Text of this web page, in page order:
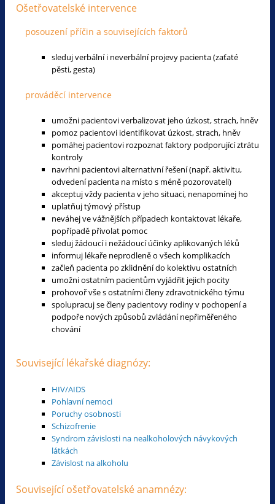
Ošetřovatelské intervence
posouzení příčin a souvisejících faktorů
sleduj verbální i neverbální projevy pacienta (zaťaté
pěsti, gesta)
prováděcí intervence
umožni pacientovi verbalizovat jeho úzkost, strach, hněv
pomoz pacientovi identifikovat úzkost, strach, hněv
pomáhej pacientovi rozpoznat faktory podporující ztrátu
kontroly
navrhni pacientovi alternativní řešení (např. aktivitu,
odvedení pacienta na místo s méně pozorovateli)
akceptuj vždy pacienta v jeho situaci, nenapomínej ho
uplatňuj týmový přístup
neváhej ve vážnějších případech kontaktovat lékaře,
popřípadě přivolat pomoc
sleduj žádoucí i nežádoucí účinky aplikovaných léků
informuj lékaře neprodleně o všech komplikacích
začleň pacienta po zklidnění do kolektivu ostatních
umožni ostatním pacientům vyjádřit jejich pocity
prohovoř vše s ostatními členy zdravotnického týmu
spolupracuj se členy pacientovy rodiny v pochopení a
podpoře nových způsobů zvládání nepřiměřeného
chování
Související lékařské diagnózy:
HIV/AIDS
Pohlavní nemoci
Poruchy osobnosti
Schizofrenie
Syndrom závislosti na nealkoholových návykových
látkách
Závislost na alkoholu
Související ošetřovatelské anamnézy: